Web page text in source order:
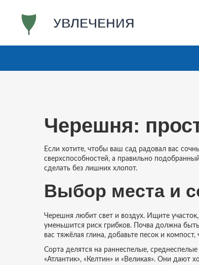
Черешня:
Если хотите, чтобы ваш сад радовал вас
сверхспособностей, а правильно
сделать без лишних хлопот.
Выбор места и
Черешня любит свет и воздух. Ищите
уменьшится риск грибков. Почва должна
вас тяжёлая глина, добавьте песок и
Сорта делятся на раннеспелые,
«Атлантик», «Келтин» и «Великая». Они дают